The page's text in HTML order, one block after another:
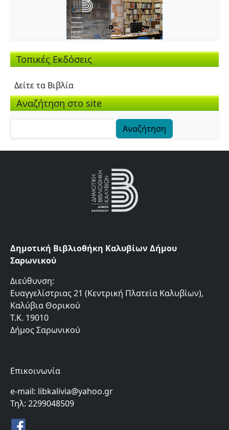
Τοπικές Εκδόσεις
Δείτε τα Βιβλία
Αναζήτηση στο site
Δημοτική Βιβλιοθήκη Καλυβίων Δήμου
Σαρωνικού
Διεύθυνση:
Ευαγγελίστριας 21 (Κεντρική Πλατεία Καλυβίων),
Καλύβια Θορικού
Τ.Κ. 19010
Δήμος Σαρωνικού
Επικοινωνία
e-mail: libkalivia@yahoo.gr
Τηλ: 2299048509